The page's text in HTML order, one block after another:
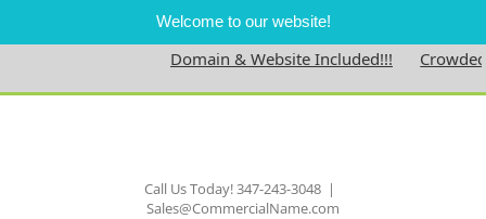
Welcome to our website!
Domain & Website Included!!!
Skip
Call Us Today! 347-243-3048 |
Sales@CommercialName.com